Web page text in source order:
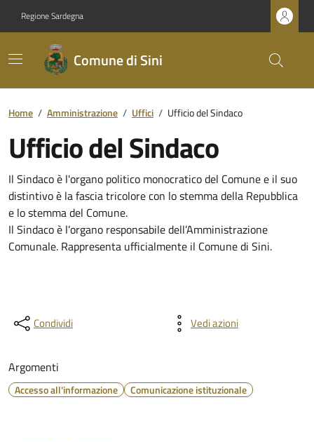
Regione Sardegna
Comune di Sini
Home / Amministrazione / Uffici / Ufficio del Sindaco
Ufficio del Sindaco
Il Sindaco è l'organo politico monocratico del Comune e il suo
distintivo è la fascia tricolore con lo stemma della Repubblica
e lo stemma del Comune.
Il Sindaco è l’organo responsabile dell’Amministrazione
Comunale. Rappresenta ufficialmente il Comune di Sini.
Condividi Vedi azioni
Argomenti
Accesso all'informazione Comunicazione istituzionale